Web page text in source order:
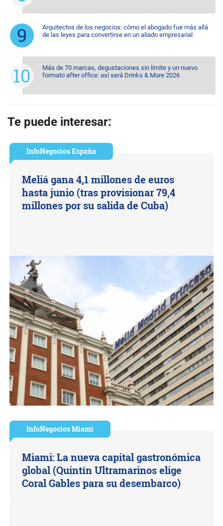
Arquitectos de los negocios: cómo el abogado fue más allá
de las leyes para convertirse en un aliado empresarial
Más de 70 marcas, degustaciones sin límite y un nuevo
formato after office: así será Drinks & More 2026
Te puede interesar:
InfoNegocios España
Meliá gana 4,1 millones de euros
hasta junio (tras provisionar 79,4
millones por su salida de Cuba)
InfoNegocios Miami
Miami: La nueva capital gastronómica
global (Quintín Ultramarinos elige
Coral Gables para su desembarco)